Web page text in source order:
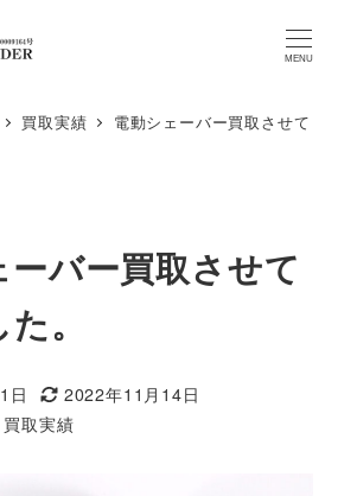
MENU
買取実績
電動シェーバー買取させて
ーバー買取させて
。
日
更新日
2022年11月14日
ゴリー
買取実績